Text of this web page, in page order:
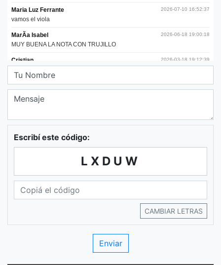
Escribí este código:
LXDUW
CAMBIAR LETRAS